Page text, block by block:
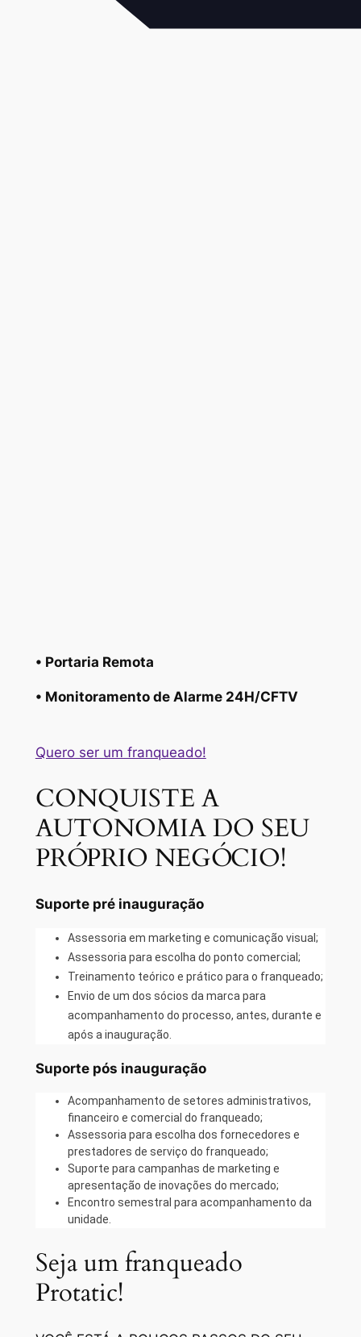
• Portaria Remota
• Monitoramento de Alarme 24H/CFTV
Quero ser um franqueado!
CONQUISTE A
AUTONOMIA DO SEU
PRÓPRIO NEGÓCIO!
Suporte pré inauguração
Assessoria em marketing e comunicação visual;
Assessoria para escolha do ponto comercial;
Treinamento teórico e prático para o franqueado;
Envio de um dos sócios da marca para
acompanhamento do processo, antes, durante e
após a inauguração.
Suporte pós inauguração
Acompanhamento de setores administrativos,
financeiro e comercial do franqueado;
Assessoria para escolha dos fornecedores e
prestadores de serviço do franqueado;
Suporte para campanhas de marketing e
apresentação de inovações do mercado;
Encontro semestral para acompanhamento da
unidade.
Seja um franqueado
Protatic!